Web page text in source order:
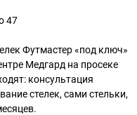
47
Футмастер «под ключ»
Медгард на просеке
консультация
стелек, сами стельки,